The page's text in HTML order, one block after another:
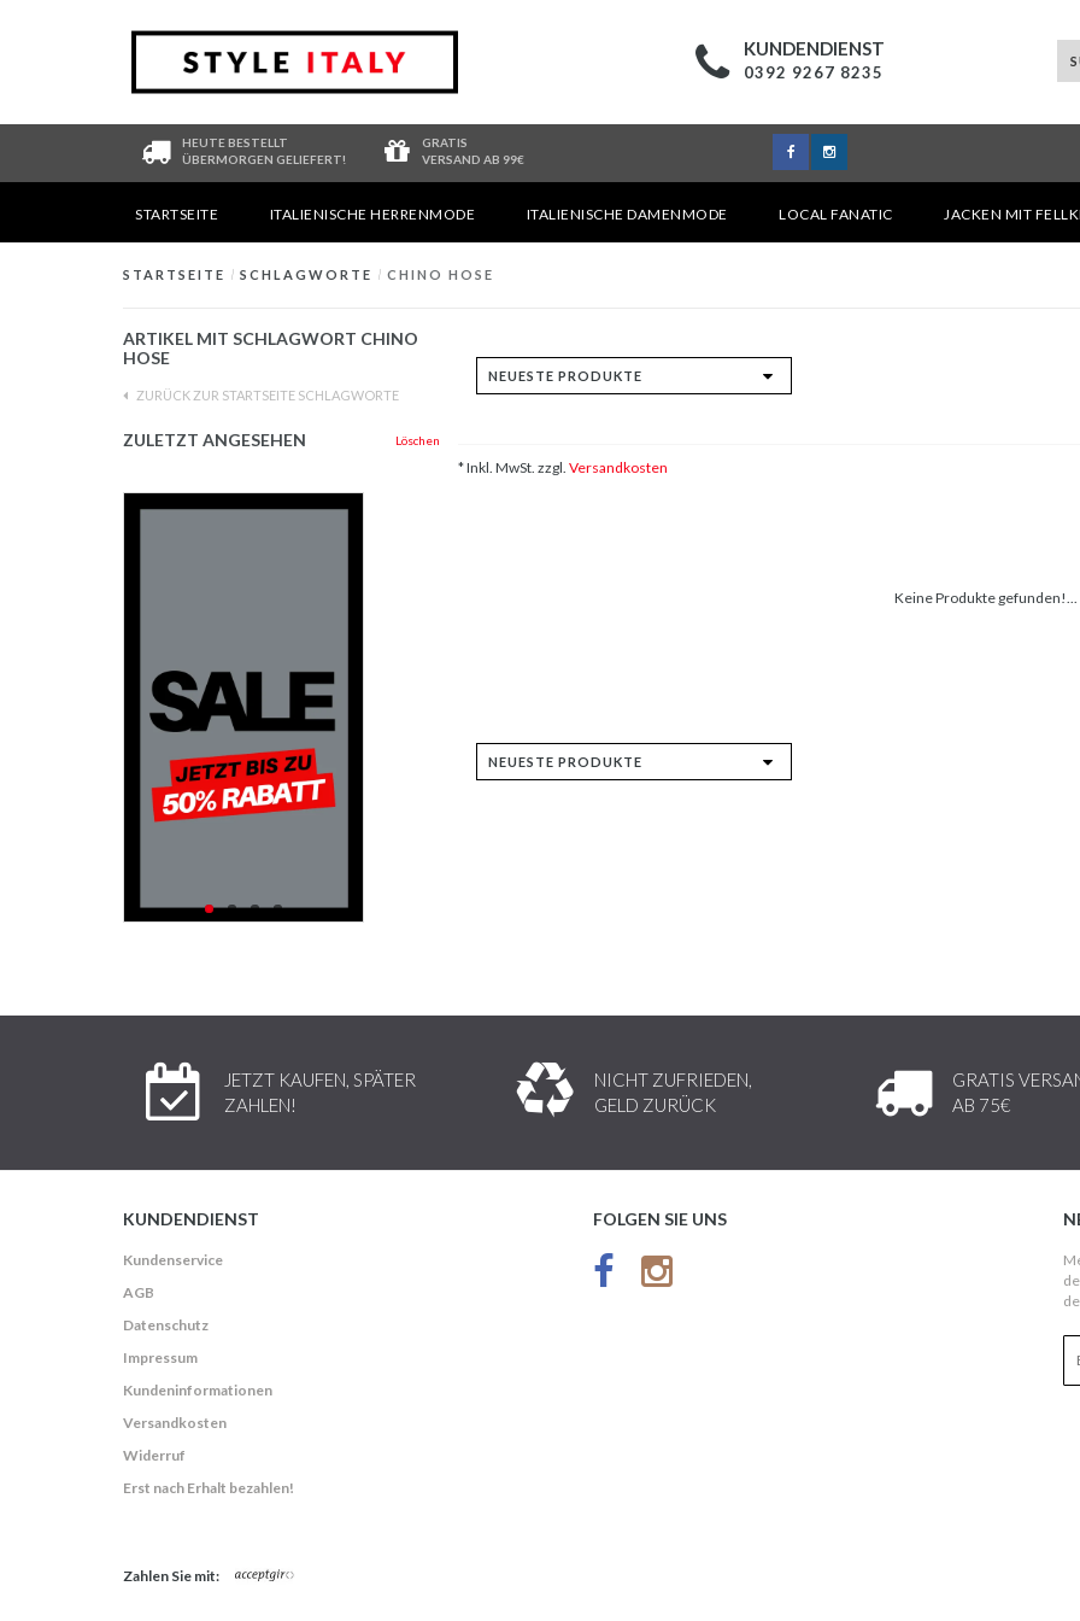
KUNDENDIENST
0392 9267 8235
HEUTE BESTELLT
ÜBERMORGEN GELIEFERT!
GRATIS
VERSAND AB 99€
STARTSEITE ITALIENISCHE HERRENMODE ITALIENISCHE DAMENMODE LOCAL FANATIC JACKEN MIT
STARTSEITE / SCHLAGWORTE / CHINO HOSE
ARTIKEL MIT SCHLAGWORT CHINO
HOSE
ZURÜCK ZUR STARTSEITE SCHLAGWORTE
ZULETZT ANGESEHEN Löschen
* Inkl. MwSt. zzgl. Versandkosten
Keine Produkte gefunden!...
JETZT KAUFEN, SPÄTER
ZAHLEN!
NICHT ZUFRIEDEN,
GELD ZURÜCK
GRATIS
AB 75€
KUNDENDIENST
Kundenservice
AGB
Datenschutz
Impressum
Kundeninformationen
Versandkosten
Widerruf
Erst nach Erhalt bezahlen!
FOLGEN SIE UNS
Zahlen Sie mit: